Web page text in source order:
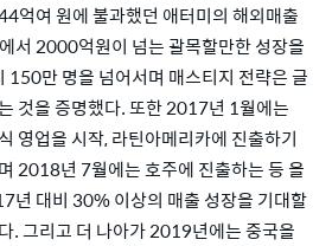
억여 원에 불과했던 애터미의 해외매출
서 2000억원이 넘는 괄목할만한 성장을
150만 명을 넘어서며 매스티지 전략은 글
것을 증명했다. 또한 2017년 1월에는
영업을 시작, 라틴아메리카에 진출하기
2018년 7월에는 호주에 진출하는 등 올
년 대비 30% 이상의 매출 성장을 기대할
. 그리고 더 나아가 2019년에는 중국을